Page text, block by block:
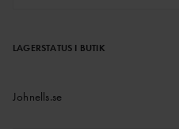
LAGERSTATUS I BUTIK
Johnells.se